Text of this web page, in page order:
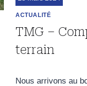
ACTUALITÉ
TMG –
terrain
Nous arrivons au